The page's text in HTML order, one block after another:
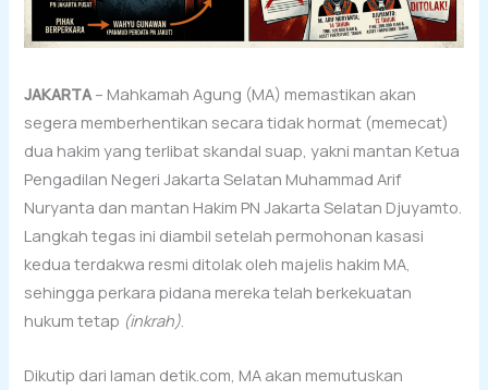
JAKARTA– Mahkamah Agung (MA) memastikan akan
segera memberhentikan secara tidak hormat (memecat)
dua hakim yang terlibat skandal suap, yakni mantan Ketua
Pengadilan Negeri Jakarta Selatan Muhammad Arif
Nuryanta dan mantan Hakim PN Jakarta Selatan Djuyamto.
Langkah tegas ini diambil setelah permohonan kasasi
kedua terdakwa resmi ditolak oleh majelis hakim MA,
sehingga perkara pidana mereka telah berkekuatan
hukum tetap (inkrah).
Dikutip dari laman detik.com, MA akan memutuskan